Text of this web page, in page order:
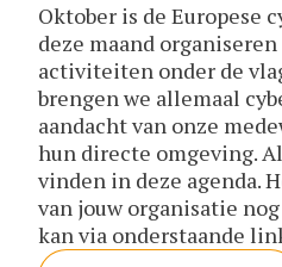
Oktober is de Europese
deze maand
activiteiten onder de
brengen we allemaal
aandacht van onze
hun directe omgeving.
vinden in deze agenda.
van jouw organisatie
kan via onderstaande